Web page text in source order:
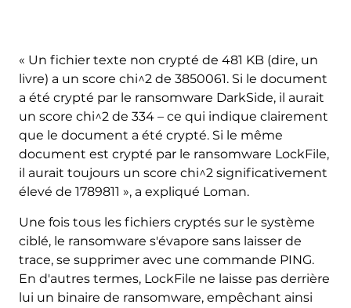
« Un fichier texte non crypté de 481 KB (dire, un
livre) a un score chi^2 de 3850061. Si le document
a été crypté par le ransomware DarkSide, il aurait
un score chi^2 de 334 – ce qui indique clairement
que le document a été crypté. Si le même
document est crypté par le ransomware LockFile,
il aurait toujours un score chi^2 significativement
élevé de 1789811 », a expliqué Loman.
Une fois tous les fichiers cryptés sur le système
ciblé, le ransomware s'évapore sans laisser de
trace, se supprimer avec une commande PING.
En d'autres termes, LockFile ne laisse pas derrière
lui un binaire de ransomware, empêchant ainsi